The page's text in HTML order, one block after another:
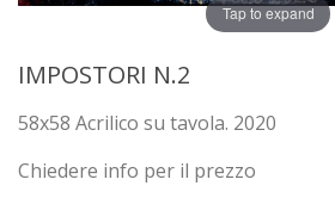
Tap to expand
IMPOSTORI N.2
58x58 Acrilico su tavola. 2020
Chiedere info per il prezzo